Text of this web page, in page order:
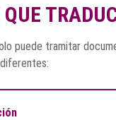
QUE
puede tramitar